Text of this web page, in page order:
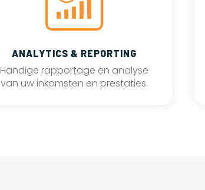
ANALYTICS & REPORTING
Handige rapportage en analyse
van uw inkomsten en prestaties.